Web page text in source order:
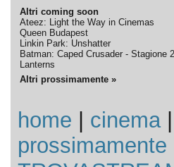
Altri coming soon
Ateez: Light the Way in Cinemas
Queen Budapest
Linkin Park: Unshatter
Batman: Caped Crusader - Stagione 2
Lanterns
Altri prossimamente »
home cinema|
prossimamente